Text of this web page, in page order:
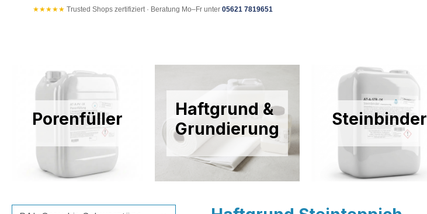
★★★★★ Trusted Shops zertifiziert · Beratung Mo–Fr unter 05621 7819651
Porenfüller
Haftgrund &
Grundierung
Steinbinder